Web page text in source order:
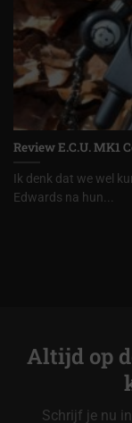
Review E.C.U. MK1
Ik denk dat we wel
Edwards na hun...
Altijd op
Schrijf je nu